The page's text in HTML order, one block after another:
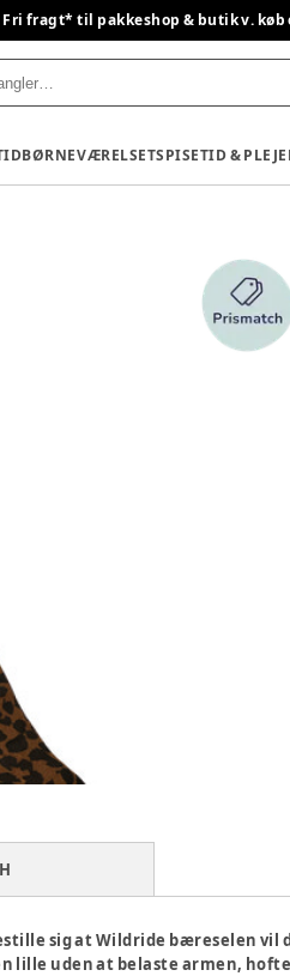
Fri fragt* til pakkeshop & butik v. køb
BØRNEVÆRELSETSPISETID & PLEJE
sig at Wildride bæreselen vil
lille uden at belaste armen,